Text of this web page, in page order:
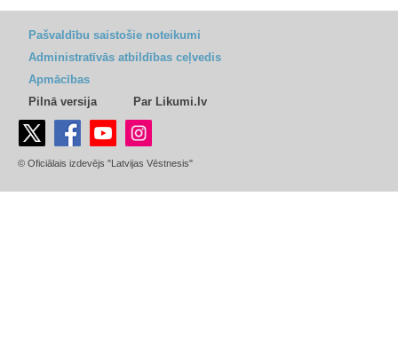
Pašvaldību saistošie noteikumi
Administratīvās atbildības ceļvedis
Apmācības
Pilnā versija
Par Likumi.lv
© Oficiālais izdevējs "Latvijas Vēstnesis"